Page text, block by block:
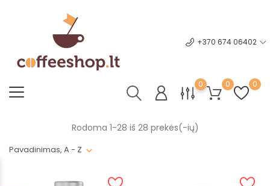
+370 674 06402
0 0 0
Pavadinimas, A - Z
Rodoma 1-28 iš 28 prekės(-ių)